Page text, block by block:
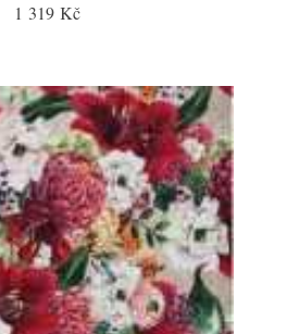
1 319 Kč